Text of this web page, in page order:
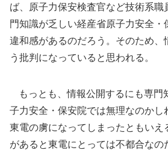
ば、原子力保安検査官など技術系
門知識が乏しい経産省原子力安全・
違和感があるのだろう。そのため、
う批判になっていると思われる。
もっとも、情報公開するにも専門
子力安全・保安院では無理なのかし
東電の虜になってしまったともいえ
があると東電にとっては不都合なの